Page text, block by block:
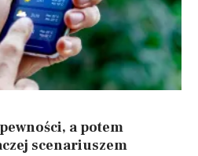
a potem
scenariuszem